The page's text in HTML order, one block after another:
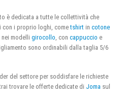
è dedicata a tutte le collettività che
con i proprio loghi, cometshirt in cotone
nei modelli girocollo , con cappuccio e
sono ordinabili dalla taglia 5/6
del settore per soddisfare le richieste
trovare le offerte dedicate di Joma sul